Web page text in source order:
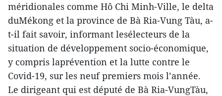
méridionales comme Hô Chi Minh-Ville, le delta
duMékong et la province de Bà Ria-Vung Tàu, a-
t-il fait savoir, informant lesélecteurs de la
situation de développement socio-économique,
y compris laprévention et la lutte contre le
Covid-19, sur les neuf premiers mois l’année.
Le dirigeant qui est député de Bà Ria-VungTàu,